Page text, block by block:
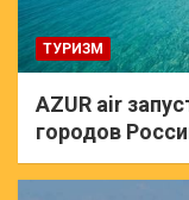
ТУРИЗМ
AZUR air
городов